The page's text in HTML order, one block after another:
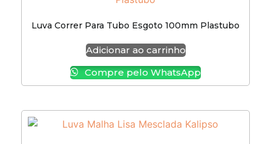
Luva Correr Para Tubo Esgoto 100mm Plastubo
Adicionar ao carrinho
Compre pelo WhatsApp